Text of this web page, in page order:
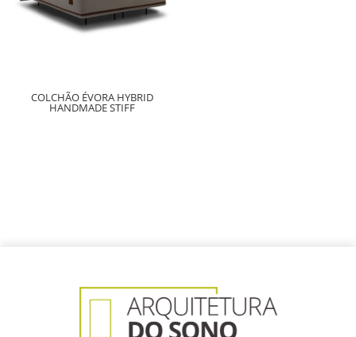
COLCHÃO ÉVORA HYBRID
HANDMADE STIFF